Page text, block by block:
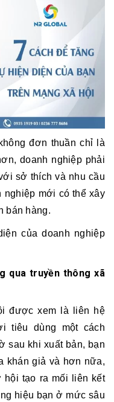
đơn thuần chỉ là
doanh nghiệp phải
sở thích và nhu cầu
nghiệp mới có thể xây
bán hàng.
của doanh nghiệp
qua truyền thông xã
được xem là liên hệ
tiêu dùng một cách
sau khi xuất bản, bạn
khán giả và hơn nữa,
hội tạo ra mối liên kết
hiệu bạn ở mức sâu